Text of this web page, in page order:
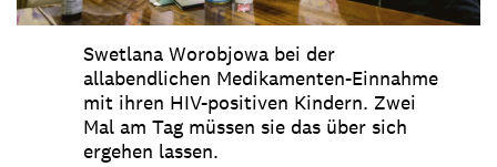
Swetlana Worobjowa bei der
allabendlichen Medikamenten-Einnahme
mit ihren HIV-positiven Kindern. Zwei
Mal am Tag müssen sie das über sich
ergehen lassen.